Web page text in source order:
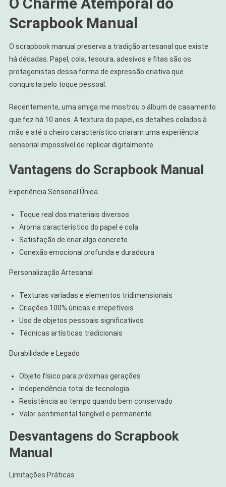
Scrapbook Manual
O scrapbook manual preserva a tradição artesanal que existe
há décadas. Papel, cola, tesoura, adesivos e fitas são os
protagonistas dessa forma de expressão criativa que
conquista pelo toque pessoal.
Recentemente, uma amiga me mostrou o álbum de casamento
que fez há 10 anos. A textura do papel, os detalhes colados à
mão e até o cheiro característico criaram uma experiência
sensorial impossível de replicar digitalmente.
Vantagens do Scrapbook Manual
Experiência Sensorial Única
Toque real dos materiais diversos
Aroma característico do papel e cola
Satisfação de criar algo concreto
Conexão emocional profunda e duradoura
Personalização Artesanal
Texturas variadas e elementos tridimensionais
Criações 100% únicas e irrepetíveis
Uso de objetos pessoais significativos
Técnicas artísticas tradicionais
Durabilidade e Legado
Objeto físico para próximas gerações
Independência total de tecnologia
Resistência ao tempo quando bem conservado
Valor sentimental tangível e permanente
Desvantagens do Scrapbook
Manual
Limitações Práticas